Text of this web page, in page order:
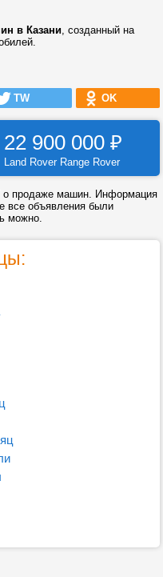
в Казани, созданный на
TW OK
22 900 000 ₽
Land Rover Range Rover
о продаже машин. Информация
все объявления были
можно.